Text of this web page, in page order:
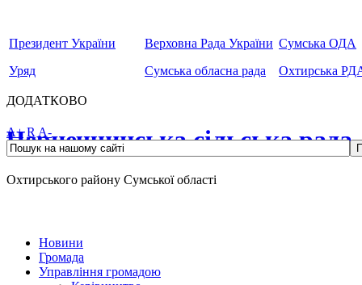
Президент України
Уряд
Верховна Рада України
Сумська обласна рада
Сумська ОДА
Охтирська
ДОДАТКОВО
Чернеччинська сільська рада
Охтирського району Сумської області
A+ RA-
Новини
Громада
Управління громадою